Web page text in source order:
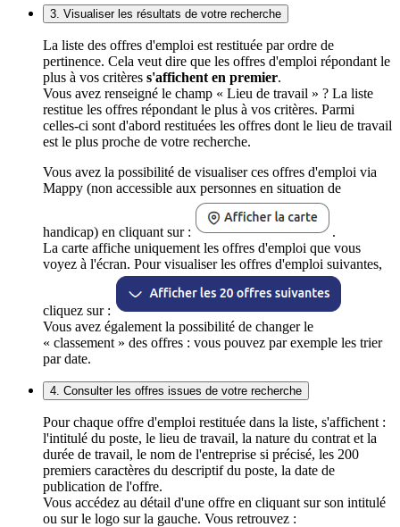
3. Visualiser les résultats de votre recherche
La liste des offres d'emploi est restituée par ordre de
pertinence. Cela veut dire que les offres d'emploi répondant le
plus à vos critères s'affichent en premier.
Vous avez renseigné le champ « Lieu de travail » ? La liste
restitue les offres répondant le plus à vos critères. Parmi
celles-ci sont d'abord restituées les offres dont le lieu de travail
est le plus proche de votre recherche.
Vous avez la possibilité de visualiser ces offres d'emploi via
Mappy (non accessible aux personnes en situation de
handicap) en cliquant sur :
.
La carte affiche uniquement les offres d'emploi que vous
voyez à l'écran. Pour visualiser les offres d'emploi suivantes,
cliquez sur :
Vous avez également la possibilité de changer le
« classement » des offres : vous pouvez par exemple les trier
par date.
4. Consulter les offres issues de votre recherche
Pour chaque offre d'emploi restituée dans la liste, s'affichent :
l'intitulé du poste, le lieu de travail, la nature du contrat et la
durée de travail, le nom de l'entreprise si précisé, les 200
premiers caractères du descriptif du poste, la date de
publication de l'offre.
Vous accédez au détail d'une offre en cliquant sur son intitulé
ou sur le logo sur la gauche. Vous retrouvez :